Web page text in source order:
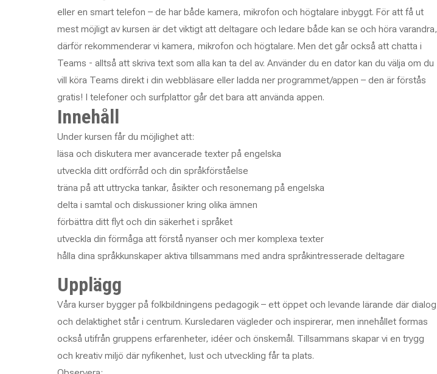
eller en smart telefon – de har både kamera, mikrofon och högtalare inbyggt. För att få ut
mest möjligt av kursen är det viktigt att deltagare och ledare både kan se och höra varandra,
därför rekommenderar vi kamera, mikrofon och högtalare. Men det går också att chatta i
Teams - alltså att skriva text som alla kan ta del av. Använder du en dator kan du välja om du
vill köra Teams direkt i din webbläsare eller ladda ner programmet/appen – den är förstås
gratis! I telefoner och surfplattor går det bara att använda appen.
Innehåll
Under kursen får du möjlighet att:
läsa och diskutera mer avancerade texter på engelska
utveckla ditt ordförråd och din språkförståelse
träna på att uttrycka tankar, åsikter och resonemang på engelska
delta i samtal och diskussioner kring olika ämnen
förbättra ditt flyt och din säkerhet i språket
utveckla din förmåga att förstå nyanser och mer komplexa texter
hålla dina språkkunskaper aktiva tillsammans med andra språkintresserade deltagare
Upplägg
Våra kurser bygger på folkbildningens pedagogik – ett öppet och levande lärande där dialog
och delaktighet står i centrum. Kursledaren vägleder och inspirerar, men innehållet formas
också utifrån gruppens erfarenheter, idéer och önskemål. Tillsammans skapar vi en trygg
och kreativ miljö där nyfikenhet, lust och utveckling får ta plats.